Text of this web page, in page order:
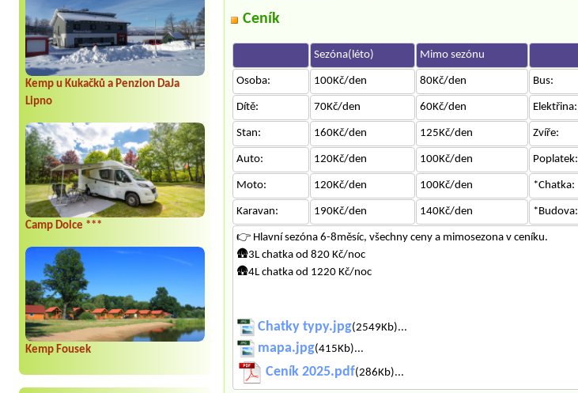
Kemp u Kukačků a Penzion DaJa
Lipno
Camp Dolce ***
Kemp Fousek
Ceník
Sezóna(léto) Mimo sezónu
Osoba: 100Kč/den 80Kč/den Bus:
Dítě: 70Kč/den 60Kč/den Elektřina:
Stan: 160Kč/den 125Kč/den Zvíře:
Auto: 120Kč/den 100Kč/den Poplatek:
Moto: 120Kč/den 100Kč/den *Chatka:
Karavan: 190Kč/den 140Kč/den *Budova:
👉 Hlavní sezóna 6-8měsíc, všechny ceny a mimosezona v ceníku.
🛖3L chatka od 820 Kč/noc
🛖4L chatka od 1220 Kč/noc
Chatky typy.jpg(2549Kb)...
mapa.jpg(415Kb)...
Ceník 2025.pdf(286Kb)...